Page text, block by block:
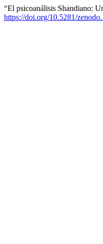
“El psicoanálisis Shandiano:
https://doi.org/10.5281/